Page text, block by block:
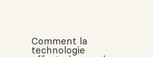
Comment la
technologie